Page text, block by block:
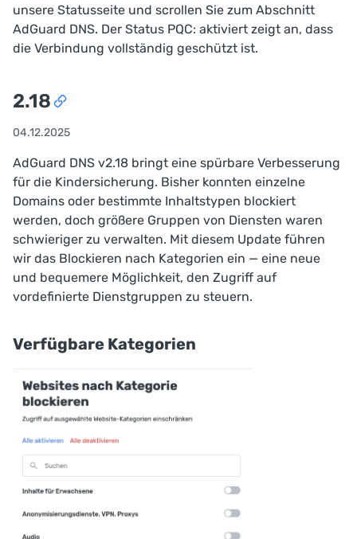
unsere Statusseite und scrollen Sie zum Abschnitt
AdGuard DNS. Der Status PQC: aktiviert zeigt an, dass
die Verbindung vollständig geschützt ist.
2.18
04.12.2025
AdGuard DNS v2.18 bringt eine spürbare Verbesserung
für die Kindersicherung. Bisher konnten einzelne
Domains oder bestimmte Inhaltstypen blockiert
werden, doch größere Gruppen von Diensten waren
schwieriger zu verwalten. Mit diesem Update führen
wir das Blockieren nach Kategorien ein — eine neue
und bequemere Möglichkeit, den Zugriff auf
vordefinierte Dienstgruppen zu steuern.
Verfügbare Kategorien